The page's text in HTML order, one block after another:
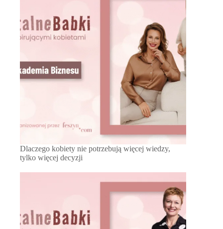
Dlaczego kobiety nie potrzebują więcej wiedzy,
tylko więcej decyzji